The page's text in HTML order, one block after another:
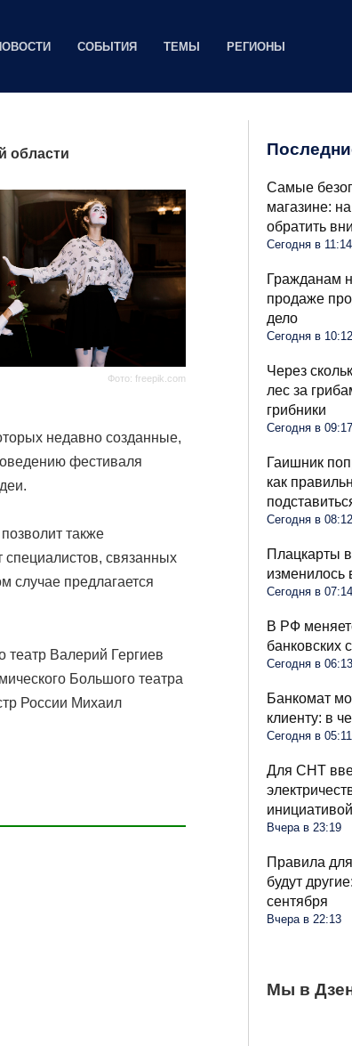
СОБЫТИЯ ТЕМЫ РЕГИОНЫ
области
Фото: freepik.com
недавно созданные,
фестиваля
также
специалистов, связанных
случае предлагается
театр Валерий Гергиев
Большого театра
России Михаил
Самые
магазине:
обратить
Сегодня в 11:14
Гражданам
продаже
дело
Сегодня в 10:12
Через
лес за
грибники
Сегодня в 09:17
Гаишник
как
Сегодня в 08:12
Плацкарты
изменилось
Сегодня в 07:14
В РФ
банковских
Сегодня в 06:13
Банкомат
клиенту: в
Сегодня в 05:11
Для СНТ
инициативой
Вчера в 23:19
Правила
будут
сентября
Вчера в 22:13
Мы в
Гражданам
продуктов
Через
Гаишник